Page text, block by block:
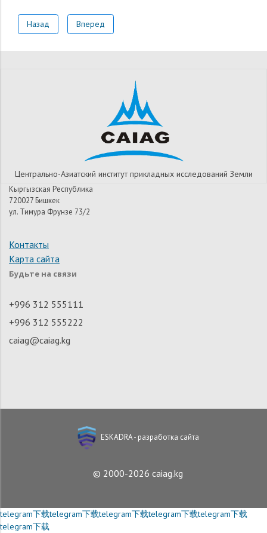
Назад Вперед
Центрально-Азиатский институт прикладных исследований Земли
Кыргызская Республика
720027 Бишкек
ул. Тимура Фрунзе 73/2
Контакты
Карта сайта
Будьте на связи
+996 312 555111
+996 312 555222
caiag@caiag.kg
ESKADRA - разработка сайта
© 2000-2026 caiag.kg
telegram下载telegram下载telegram下载telegram下载telegram下载
telegram下载